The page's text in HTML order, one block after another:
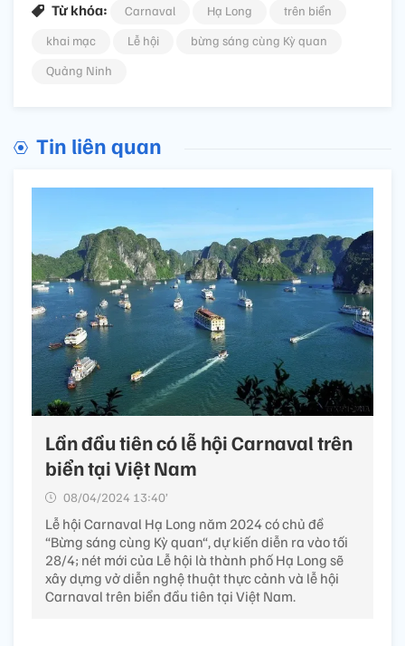
Từ khóa: Carnaval Hạ Long
trên biển
khai mạc
Lễ hội
bừng sáng cùng Kỳ quan
Quảng Ninh
Tin liên quan
Lần đầu tiên có lễ hội Carnaval trên
biển tại Việt Nam
08/04/2024 13:40’
Lễ hội Carnaval Hạ Long năm 2024 có chủ đề
“Bừng sáng cùng Kỳ quan“, dự kiến diễn ra vào tối
28/4; nét mới của Lễ hội là thành phố Hạ Long sẽ
xây dựng vở diễn nghệ thuật thực cảnh và lễ hội
Carnaval trên biển đầu tiên tại Việt Nam.